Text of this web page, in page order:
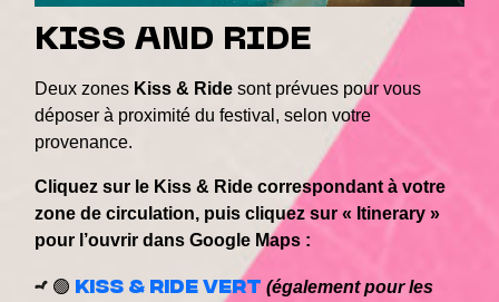
KISS AND RIDE
Deux zones Kiss & Ride sont prévues pour vous
déposer à proximité du festival, selon votre
provenance.
Cliquez sur le Kiss & Ride correspondant à votre
zone de circulation, puis cliquez sur « Itinerary »
pour l’ouvrir dans Google Maps :
🟢 Kiss & Ride Vert (également pour les